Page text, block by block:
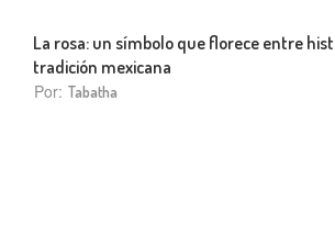
La rosa: un símbolo que florece entre
tradición mexicana
Por: Tabatha